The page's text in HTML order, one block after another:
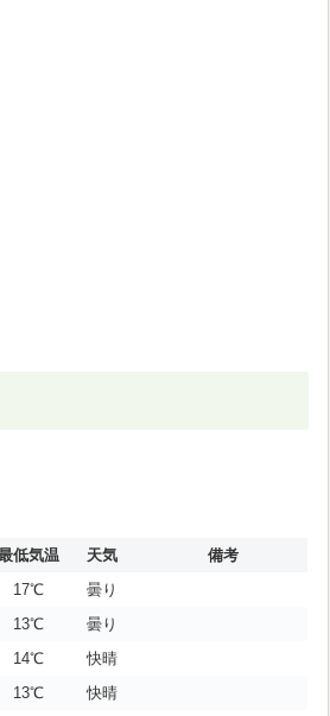
低気温 天気
備考
17℃
曇り
13℃
曇り
14℃
快晴
13℃
快晴